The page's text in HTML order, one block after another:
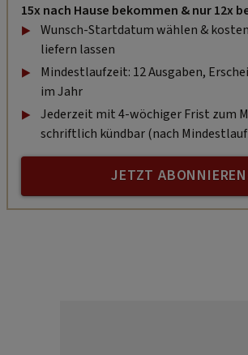
15x nach Hause bekommen & nur 12x
Wunsch-Startdatum wählen &
liefern lassen
Mindestlaufzeit: 12 Ausgaben,
im Jahr
Jederzeit mit 4-wöchiger Frist zum
schriftlich kündbar (nach
JETZT